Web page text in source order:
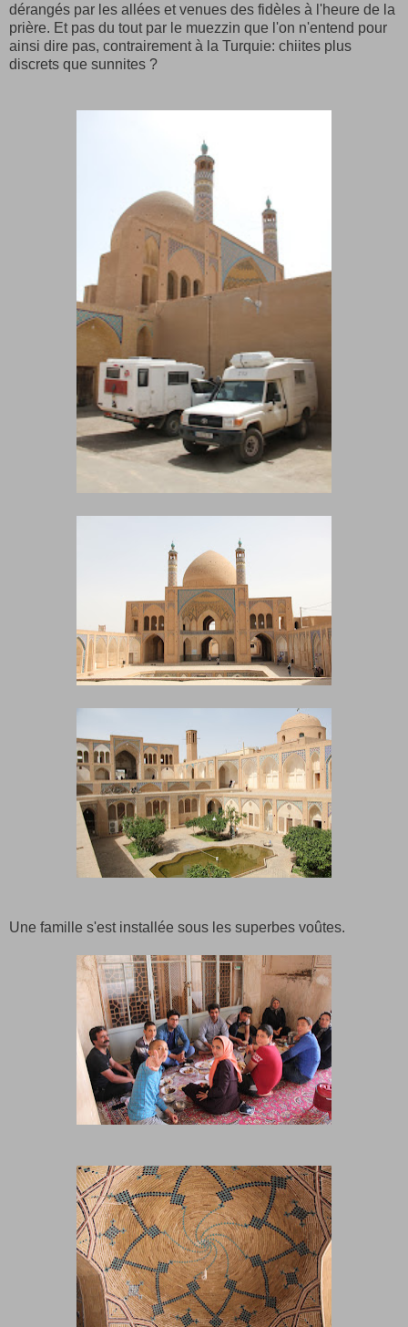
dérangés par les allées et venues des fidèles à l'heure de la
prière. Et pas du tout par le muezzin que l'on n'entend pour
ainsi dire pas, contrairement à la Turquie: chiites plus
discrets que sunnites ?
Une famille s'est installée sous les superbes voûtes.